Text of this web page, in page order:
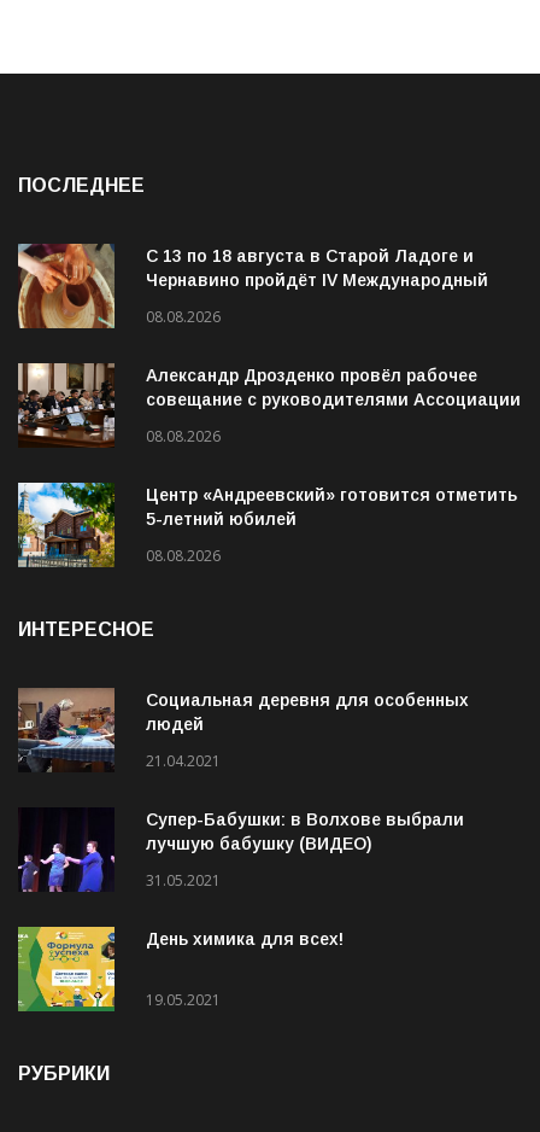
ПОСЛЕДНЕЕ
С 13 по 18 августа в Старой Ладоге и
Чернавино пройдёт IV Международный
08.08.2026
Александр Дрозденко провёл рабочее
совещание с руководителями Ассоциации
08.08.2026
Центр «Андреевский» готовится отметить
5-летний юбилей
08.08.2026
ИНТЕРЕСНОЕ
Социальная деревня для особенных
людей
21.04.2021
Супер-Бабушки: в Волхове выбрали
лучшую бабушку (ВИДЕО)
31.05.2021
День химика для всех!
19.05.2021
РУБРИКИ